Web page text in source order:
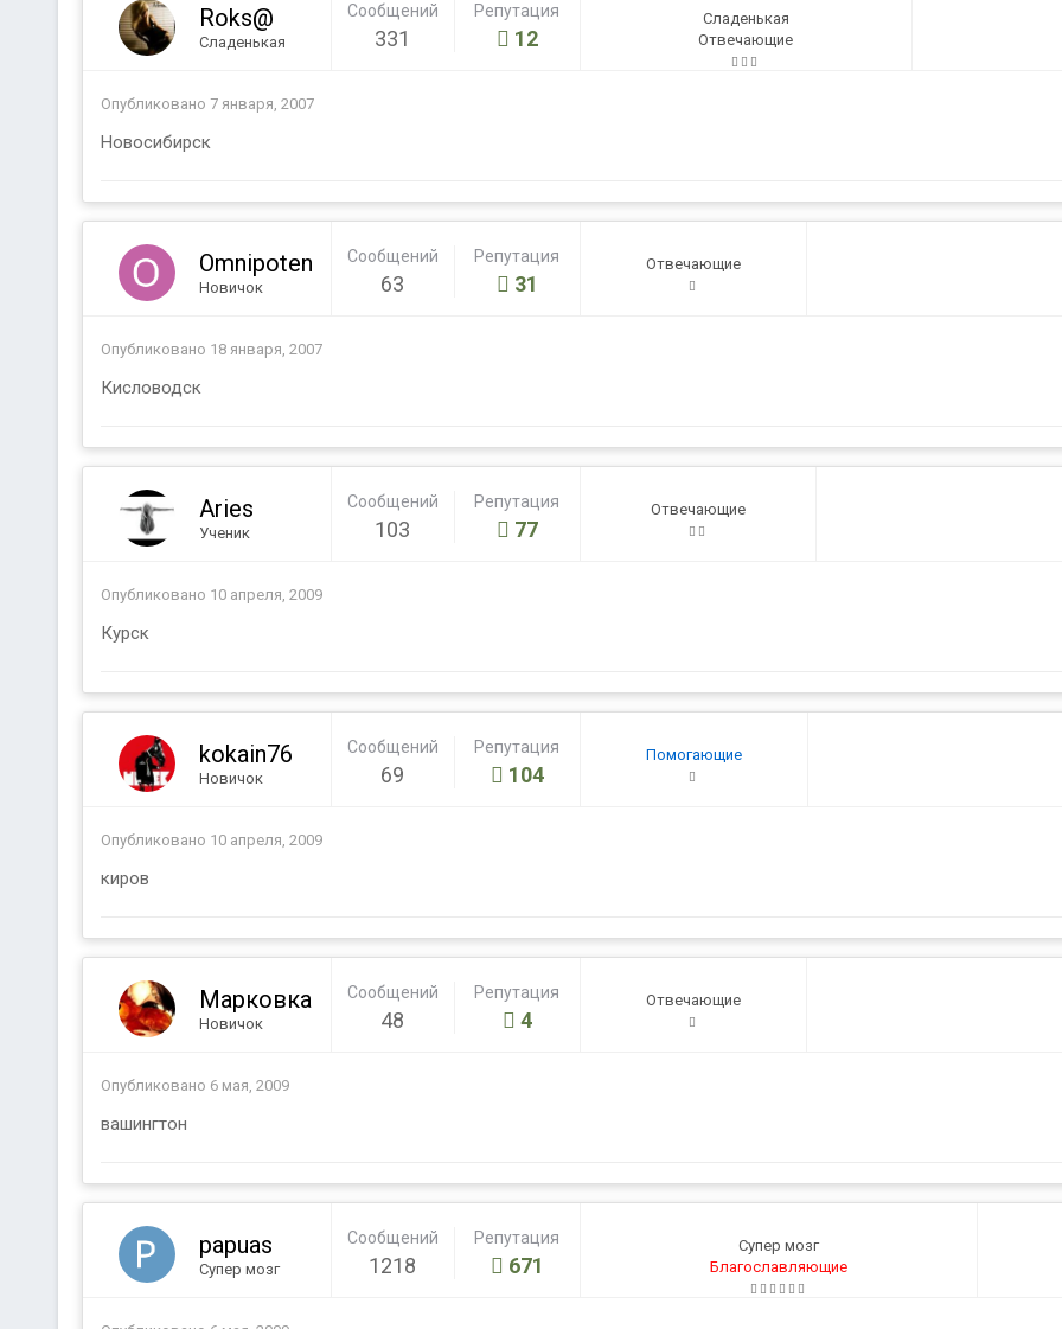
Roks@
Сладенькая
Сообщений
331
Репутация
12
Сладенькая
Отвечающие
Опубликовано 7 января, 2007
Новосибирск
Omnipoten
Новичок
Сообщений
63
Репутация
31
Отвечающие
Опубликовано 18 января, 2007
Кисловодск
Aries
Ученик
Сообщений
103
Репутация
77
Отвечающие
Опубликовано 10 апреля, 2009
Курск
kokain76
Новичок
Сообщений
69
Репутация
104
Помогающие
Опубликовано 10 апреля, 2009
киров
Марковка
Новичок
Сообщений
48
Репутация
4
Отвечающие
Опубликовано 6 мая, 2009
вашингтон
papuas
Супер мозг
Сообщений
1218
Репутация
671
Супер мозг
Благославляющие